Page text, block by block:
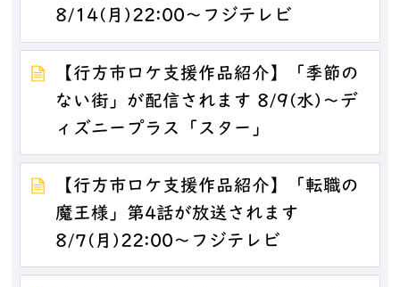
8/14(月)22:00～フジテレビ
【行方市ロケ支援作品紹介】「季節の
ない街」が配信されます 8/9(水)～デ
ィズニープラス「スター」
【行方市ロケ支援作品紹介】「転職の
魔王様」第4話が放送されます
8/7(月)22:00～フジテレビ